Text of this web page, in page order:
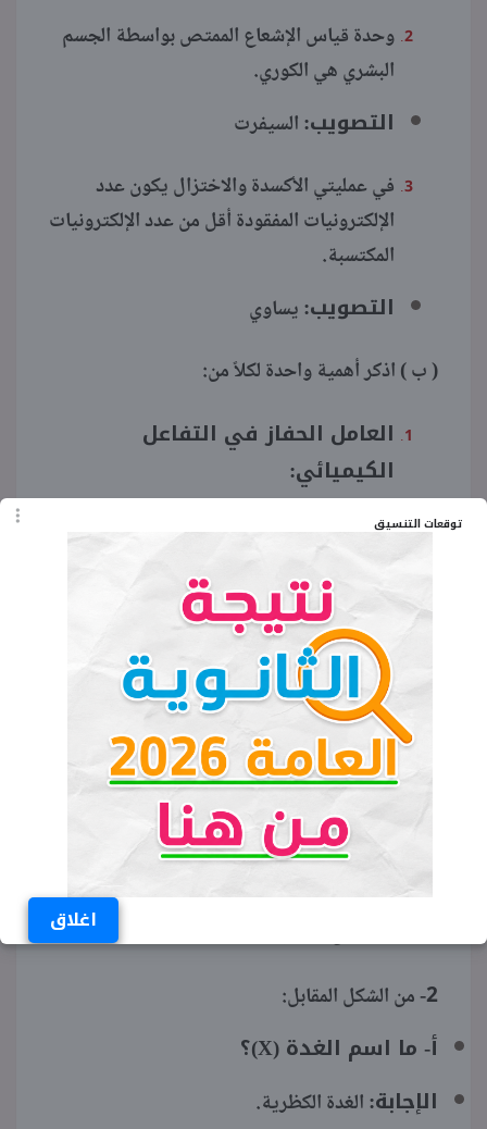
توقعات التنسيق
اغلاق
وحدة قياس الإشعاع الممتص بواسطة الجسم
البشري هي الكوري.
التصويب:السيفرت
في عمليتي الأكسدة والاختزال يكون عدد
الإلكترونيات المفقودة أقل من عدد الإلكترونيات
المكتسبة.
التصويب:يساوي
( ب ) اذكر أهمية واحدة لكلاً من:
العامل الحفاز في التفاعل
الكيميائي:
الإجابة:
يغير من سرعة التفاعل الكيميائي،
الموجب يزيد من سرعة التفاعل والسالب
يقلل من سرعة التفاعل الكيميائي.
الطاقة النووية في مجال الطب:
الإجابة:تشخيص وعلاج الأورام.
علم الوراثة:
الإجابة:دراسة أوجه الشبه والاختلاف بين
الكائنات الحية يساعد على فهم انتقال
الصفات الوراثية من الآباء للأبناء وتشخيص
الأمراض الوراثية.
2- من الشكل المقابل:
أ- ما اسم الغدة (X)؟
الإجابة:الغدة الكظرية.